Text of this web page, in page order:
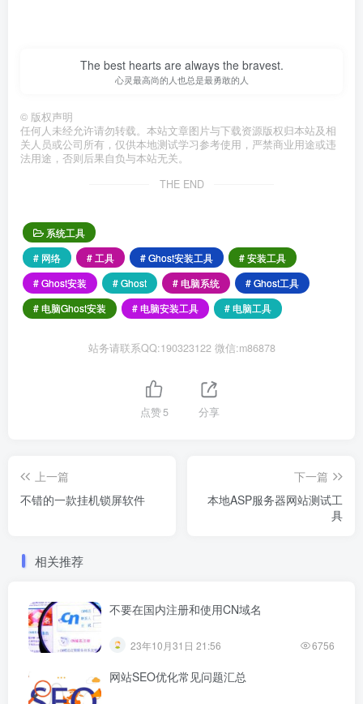
The best hearts are always the bravest.
心灵最高尚的人也总是最勇敢的人
© 版权声明
任何人未经允许请勿转载。本站文章图片与下载资源版权归本站及相
关人员或公司所有，仅供本地测试学习参考使用，严禁商业用途或违
法用途，否则后果自负与本站无关。
THE END
系统工具
# 网络
# 工具 # Ghost安装工具
# 安装工具
# Ghost安装
# Ghost # 电脑系统
# Ghost工具
# 电脑Ghost安装
# 电脑安装工具 # 电脑工具
站务请联系QQ:190323122 微信:m86878
点赞5 分享
上一篇
不错的一款挂机锁屏软件
下一篇
本地ASP服务器网站测试工
具
相关推荐
不要在国内注册和使用CN域名
23年10月31日 21:56 6756
网站SEO优化常见问题汇总